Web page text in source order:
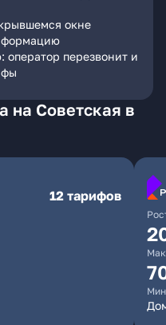
окне
оператор перезвонит и
на Советская в
12 тарифов